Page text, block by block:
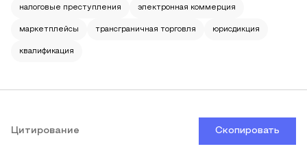
налоговые преступления электронная коммерция
маркетплейсы трансграничная торговля юрисдикция
квалификация
Цитирование Скопировать